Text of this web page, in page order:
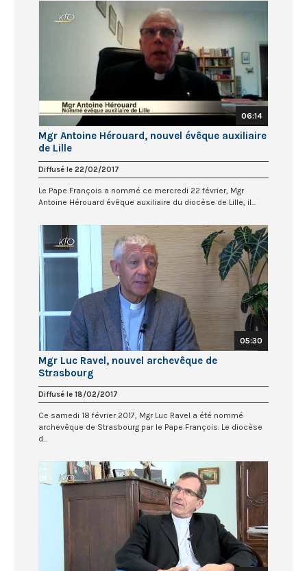
06:14
Mgr Antoine Hérouard, nouvel évêque auxiliaire
de Lille
Diffusé le 22/02/2017
Le Pape François a nommé ce mercredi 22 février, Mgr
Antoine Hérouard évêque auxiliaire du diocèse de Lille, il...
05:30
Mgr Luc Ravel, nouvel archevêque de
Strasbourg
Diffusé le 18/02/2017
Ce samedi 18 février 2017, Mgr Luc Ravel a été nommé
archevêque de Strasbourg par le Pape François. Le diocèse
d...